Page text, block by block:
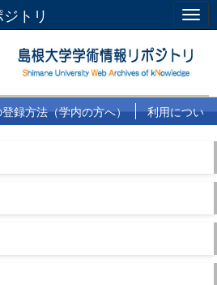
トリ
録方法（学内の方へ）
利用につい